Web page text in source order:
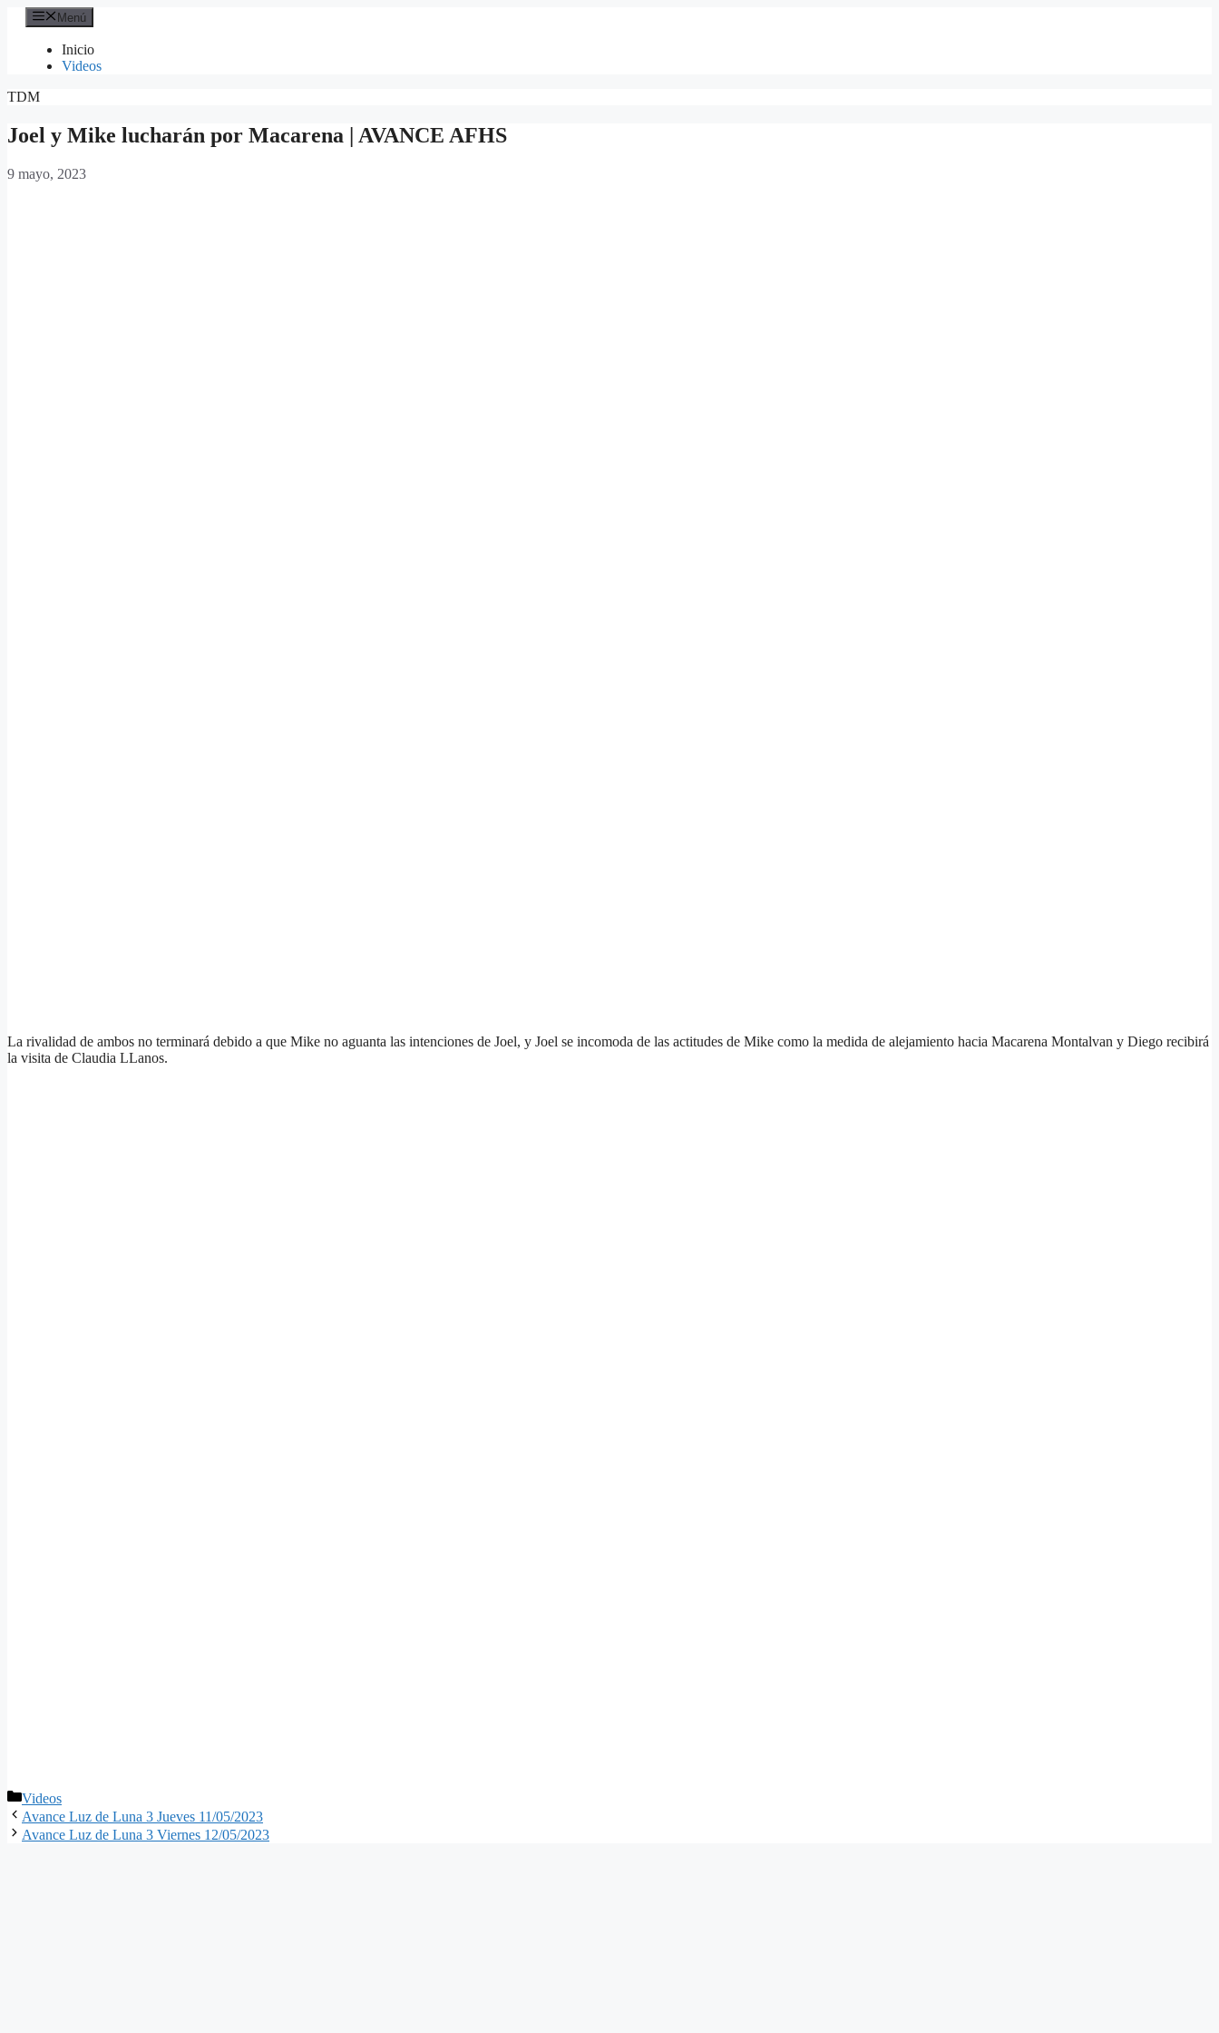
Saltar
contenido
Menú
Inicio
Videos
TDM
Joel y Mike lucharán por Macarena | AVANCE AFHS
9 mayo, 2023
La rivalidad de ambos no terminará debido a que Mike no aguanta las intenciones de Joel, y Joel se incomoda de las actitudes de Mike como la medida de alejamiento hacia Macarena Montalvan y Diego recibirá
la visita de Claudia LLanos.
Categorías
Videos
Avance Luz de Luna 3 Jueves 11/05/2023
Avance Luz de Luna 3 Viernes 12/05/2023